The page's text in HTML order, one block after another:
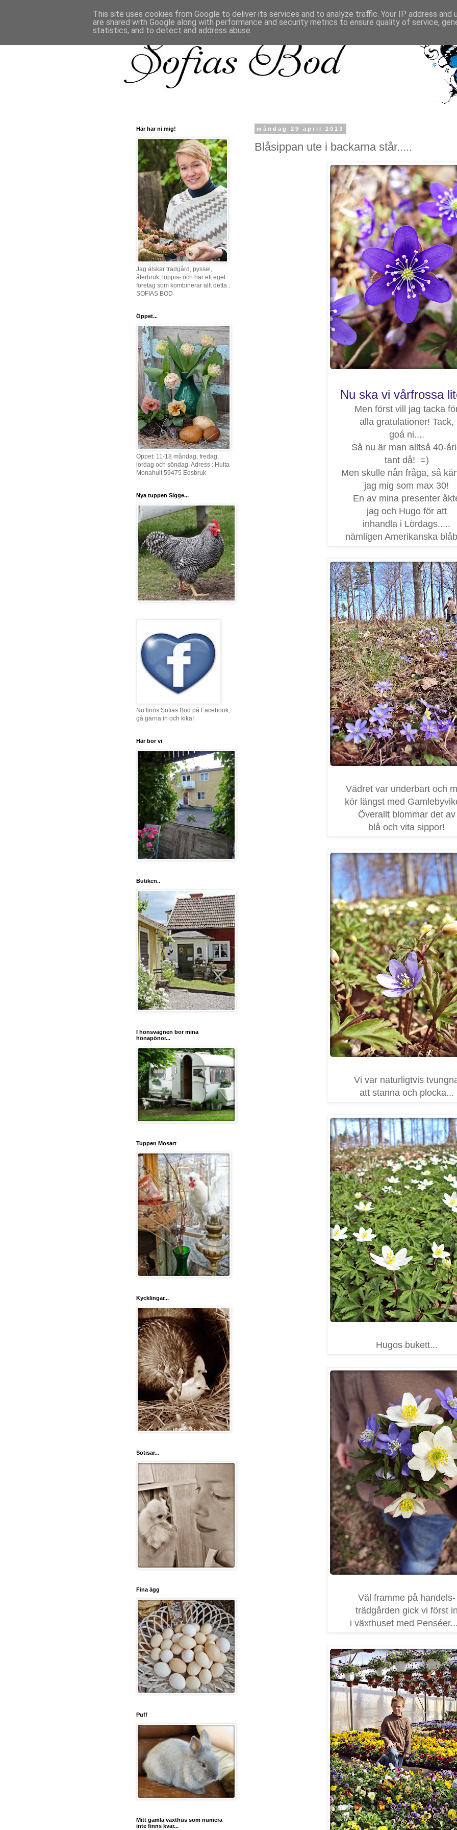
måndag 29 april 2013
Blåsippan ute i backarna står.....
Nu ska vi vårfrossa
Men först vill jag tacka
alla gratulationer! Tack,
goá ni....
Så nu är man alltså 40-
tant då! =)
Men skulle nån fråga, så
jag mig som max 30!
En av mina presenter
jag och Hugo för att
inhandla i Lördags.....
nämligen Amerikanska
Vädret var underbart och
kör längst med
Överallt blommar det av
blå och vita sippor!
Vi var naturligtvis
att stanna och plocka...
Hugos bukett...
Väl framme på handels-
trädgården gick vi först
i växthuset med
Här har ni mig!
Jag älskar trädgård, pyssel,
återbruk, loppis- och har ett eget
företag som kombinerar allt detta :
SOFIAS BOD
Öppet...
Öppet: 11-18 måndag, fredag,
lördag och söndag. Adress : Hulta
Monahult 59475 Edsbruk
Nya tuppen Sigge...
Nu finns Sofias Bod på Facebook,
gå gärna in och kika!
Här bor vi
Butiken..
I hönsvagnen bor mina
hönapönor...
Tuppen Mosart
Kycklingar...
Sötisar...
Fina ägg
Puff
Mitt gamla växthus som numera
inte finns kvar...
This site uses cookies from Google to deliver its services and to analyze traffic. Your IP address and
are shared with Google along with performance and security metrics to ensure quality of service,
statistics, and to detect and address abuse.